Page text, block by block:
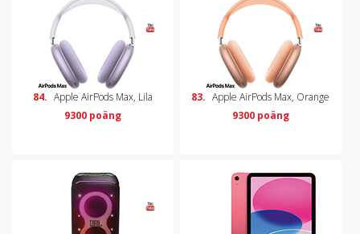
84. Apple AirPods Max, Lila
9300 poäng
83. Apple AirPods Max, Orange
9300 poäng